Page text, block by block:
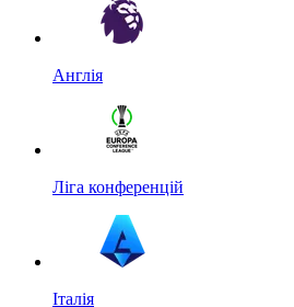
Англія
Ліга конференцій
Італія